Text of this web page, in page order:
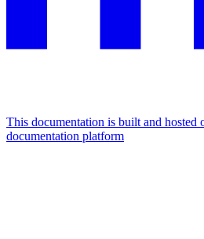
This documentation is built and
documentation platform